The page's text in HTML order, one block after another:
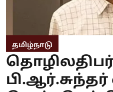
தமிழ்நாடு